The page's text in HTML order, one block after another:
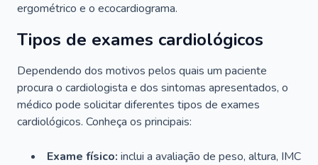
ergométrico e o ecocardiograma.
Tipos de exames cardiológicos
Dependendo dos motivos pelos quais um paciente
procura o cardiologista e dos sintomas apresentados, o
médico pode solicitar diferentes tipos de exames
cardiológicos. Conheça os principais:
Exame físico: inclui a avaliação de peso, altura, IMC